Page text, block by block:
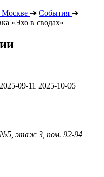
➔ События ➔
«Эхо в сводах»
2025-09-11 2025-10-05
№5, этаж 3, пом. 92-94